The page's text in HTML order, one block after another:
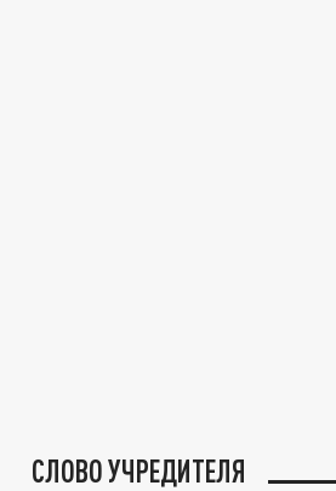
СЛОВО УЧРЕДИТЕЛЯ